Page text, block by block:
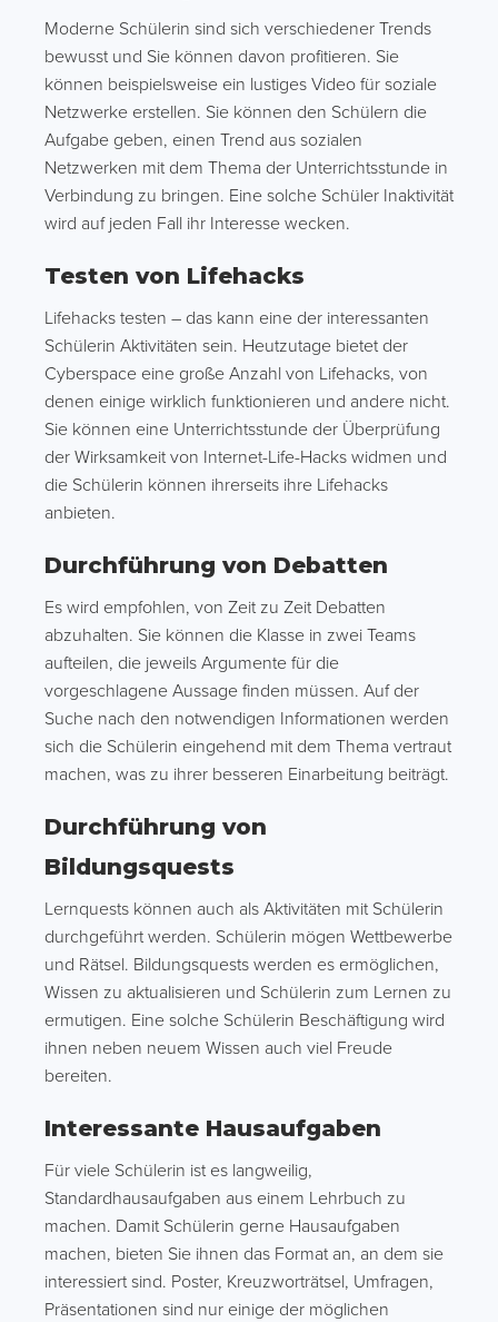
Moderne Schülerin sind sich verschiedener Trends
bewusst und Sie können davon profitieren. Sie
können beispielsweise ein lustiges Video für soziale
Netzwerke erstellen. Sie können den Schülern die
Aufgabe geben, einen Trend aus sozialen
Netzwerken mit dem Thema der Unterrichtsstunde in
Verbindung zu bringen. Eine solche Schüler Inaktivität
wird auf jeden Fall ihr Interesse wecken.
Testen von Lifehacks
Lifehacks testen – das kann eine der interessanten
Schülerin Aktivitäten sein. Heutzutage bietet der
Cyberspace eine große Anzahl von Lifehacks, von
denen einige wirklich funktionieren und andere nicht.
Sie können eine Unterrichtsstunde der Überprüfung
der Wirksamkeit von Internet-Life-Hacks widmen und
die Schülerin können ihrerseits ihre Lifehacks
anbieten.
Durchführung von Debatten
Es wird empfohlen, von Zeit zu Zeit Debatten
abzuhalten. Sie können die Klasse in zwei Teams
aufteilen, die jeweils Argumente für die
vorgeschlagene Aussage finden müssen. Auf der
Suche nach den notwendigen Informationen werden
sich die Schülerin eingehend mit dem Thema vertraut
machen, was zu ihrer besseren Einarbeitung beiträgt.
Durchführung von
Bildungsquests
Lernquests können auch als Aktivitäten mit Schülerin
durchgeführt werden. Schülerin mögen Wettbewerbe
und Rätsel. Bildungsquests werden es ermöglichen,
Wissen zu aktualisieren und Schülerin zum Lernen zu
ermutigen. Eine solche Schülerin Beschäftigung wird
ihnen neben neuem Wissen auch viel Freude
bereiten.
Interessante Hausaufgaben
Für viele Schülerin ist es langweilig,
Standardhausaufgaben aus einem Lehrbuch zu
machen. Damit Schülerin gerne Hausaufgaben
machen, bieten Sie ihnen das Format an, an dem sie
interessiert sind. Poster, Kreuzworträtsel, Umfragen,
Präsentationen sind nur einige der möglichen